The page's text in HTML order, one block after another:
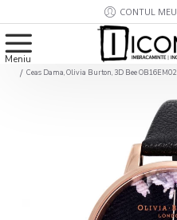
CONTUL MEU
Ceas Dama, Olivia Burton, 3D Bee OB16EM02